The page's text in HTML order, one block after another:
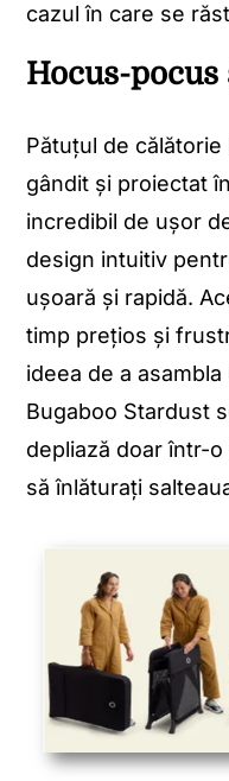
cazul în care se
Hocus-
Pătuțul de
gândit și proiectat
incredibil de ușor
design intuitiv
ușoară și rapidă.
timp prețios și
ideea de a
Bugaboo Stardust
depliază doar într-
să înlăturați